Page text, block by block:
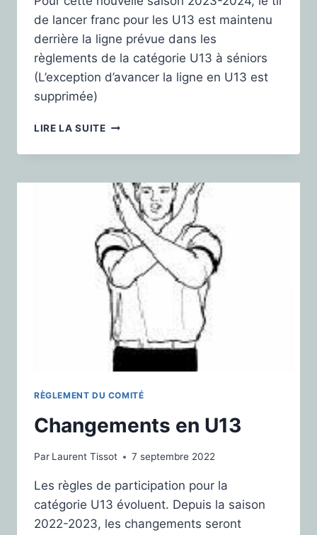
de lancer franc pour les U13 est maintenu
derrière la ligne prévue dans les
règlements de la catégorie U13 à séniors
(L’exception d’avancer la ligne en U13 est
supprimée)
LIRE LA SUITE
RÈGLEMENT DU COMITÉ
Changements en U13
Par Laurent Tissot 7 septembre 2022
Les règles de participation pour la
catégorie U13 évoluent. Depuis la saison
2022-2023, les changements seront